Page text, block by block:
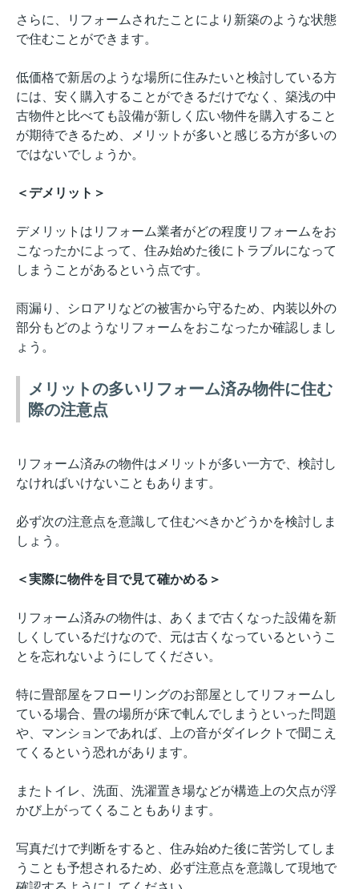
さらに、リフォームされたことにより新築のような状態
で住むことができます。
低価格で新居のような場所に住みたいと検討している方
には、安く購入することができるだけでなく、築浅の中
古物件と比べても設備が新しく広い物件を購入すること
が期待できるため、メリットが多いと感じる方が多いの
ではないでしょうか。
＜デメリット＞
デメリットはリフォーム業者がどの程度リフォームをお
こなったかによって、住み始めた後にトラブルになって
しまうことがあるという点です。
雨漏り、シロアリなどの被害から守るため、内装以外の
部分もどのようなリフォームをおこなったか確認しまし
ょう。
メリットの多いリフォーム済み物件に住む
際の注意点
リフォーム済みの物件はメリットが多い一方で、検討し
なければいけないこともあります。
必ず次の注意点を意識して住むべきかどうかを検討しま
しょう。
＜実際に物件を目で見て確かめる＞
リフォーム済みの物件は、あくまで古くなった設備を新
しくしているだけなので、元は古くなっているというこ
とを忘れないようにしてください。
特に畳部屋をフローリングのお部屋としてリフォームし
ている場合、畳の場所が床で軋んでしまうといった問題
や、マンションであれば、上の音がダイレクトで聞こえ
てくるという恐れがあります。
またトイレ、洗面、洗濯置き場などが構造上の欠点が浮
かび上がってくることもあります。
写真だけで判断をすると、住み始めた後に苦労してしま
うことも予想されるため、必ず注意点を意識して現地で